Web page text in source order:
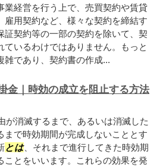
業経営を行う上で、売買契約や賃貸
雇用契約など、様々な契約を締結す
証契約等の一部の契約を除いて、契
ているわけではありません。もっと
雑であり、契約書の作成...
金｜時効の成立を阻止する方法
が消滅するまで、あるいは消滅した
まで時効期間が完成しないこととす
とは、それまで進行してきた時効期
ことをいいます。これらの効果を発